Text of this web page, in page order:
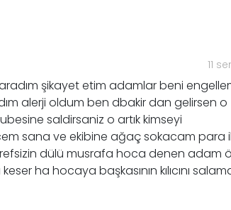
11
şikayet etim adamlar beni
alerji oldum ben dbakir dan gelirsen o
saldirsaniz o artık kimseyi
sana ve ekibine ağaç sokacam para
dülü musrafa hoca denen adam
keser ha hocaya başkasının kılıcını